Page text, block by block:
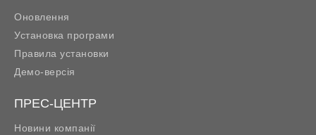
Оновлення
Установка програми
Правила установки
Демо-версія
ПРЕС-ЦЕНТР
Новини компанії